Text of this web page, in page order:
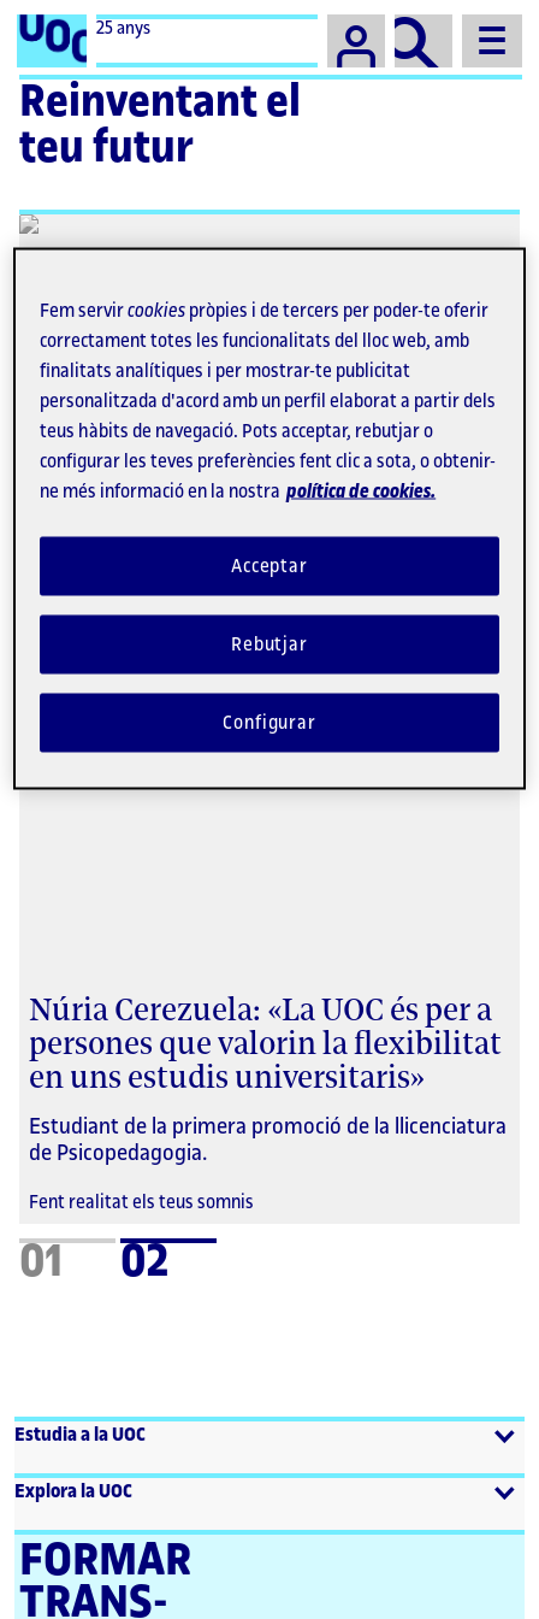
25 anys Campus
Reinventant el
teu futur
Antoni Castellà: «La UOC em va
ajudar a superar l'exili quan vivia
als Emirats Àrabs Units»
Un tomb vital
Núria Cerezuela: «La UOC és per a
persones que valorin la flexibilitat
en uns estudis universitaris»
Estudiant de la primera promoció de la llicenciatura
de Psicopedagogia.
Fent realitat els teus somnis
01 02
Estudia a la UOC
Explora la UOC
FORMAR
TRANS­
Fem servircookies pròpies i de tercers per poder-te oferir
correctament totes les funcionalitats del lloc web, amb
finalitats analítiques i per mostrar-te publicitat
personalitzada d'acord amb un perfil elaborat a partir dels
teus hàbits de navegació. Pots acceptar, rebutjar o
configurar les teves preferències fent clic a sota, o obtenir-
ne més informació en la nostra política de cookies.
Rebutjar
Acceptar
Configurar